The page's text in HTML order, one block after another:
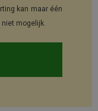
kan maar één
mogelijk.